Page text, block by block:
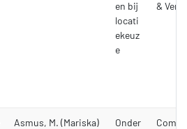
en bij
locati
ekeuz
e
&
Asmus, M. (Mariska)
Onder